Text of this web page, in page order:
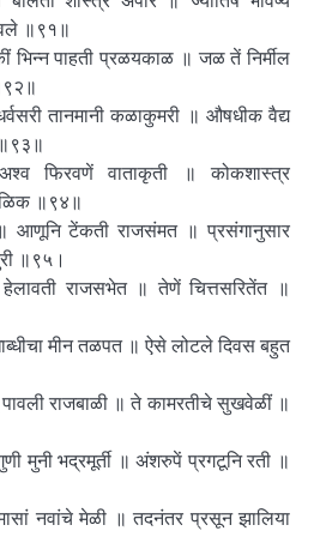
॥९१॥
भिन्न पाहती प्रळयकाळ ॥ जळ तें निर्मील
तानमानी कळाकुमरी ॥ औषधीक वैद्य
॥९३॥
फिरवणें वाताकृती ॥ कोकशास्त्र
॥९४॥
आणूनि टेंकती राजसंमत ॥ प्रसंगानुसार
॥९५।
राजसभेत ॥ तेणें चित्तसरितेंत ॥
मीन तळपत ॥ ऐसे लोटले दिवस बहुत
राजबाळी ॥ ते कामरतीचे सुखवेळीं ॥
मुनी भद्रमूर्ती ॥ अंशरुपें प्रगटूनि रती ॥
नवांचे मेळी ॥ तदनंतर प्रसून झालिया